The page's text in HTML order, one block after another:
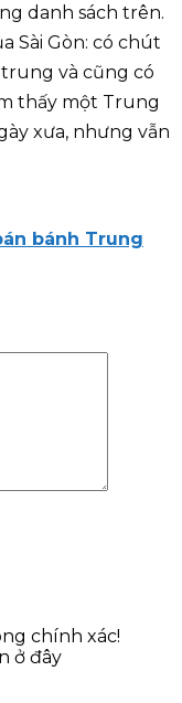
danh sách trên.
Sài Gòn: có chút
và cũng có
thấy một Trung
xưa, nhưng vẫn
bánh Trung
chính xác!
ở đây